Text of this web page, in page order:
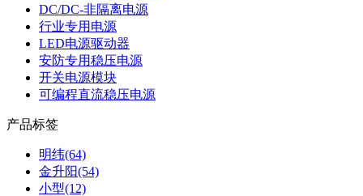
DC/DC-非隔离电源
行业专用电源
LED电源驱动器
安防专用稳压电源
开关电源模块
可编程直流稳压电源
产品标签
明纬(64)
金升阳(54)
小型(12)